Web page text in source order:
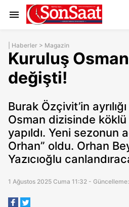
Haberler > Magazin
Kuruluş
değişti!
Burak Özçivit’in
Osman dizisinde
yapıldı. Yeni sezonun
Orhan” oldu. Orhan
Yazıcıoğlu
1 Ağustos 2025 Cuma 11:32 -